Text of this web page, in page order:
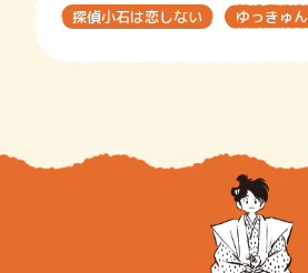
探偵小石は恋しない
ゆっきゅん